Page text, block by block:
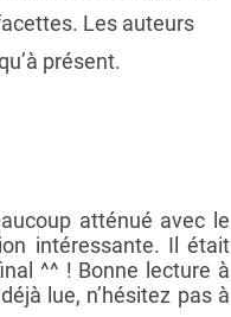
Les auteurs
présent.
atténué avec le
intéressante. Il était
^^ ! Bonne lecture à
lue, n’hésitez pas à